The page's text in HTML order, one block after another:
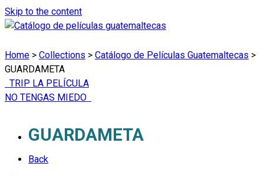
Skip to the content
Home > Collections > Catálogo de Películas Guatemaltecas >
GUARDAMETA
TRIP LA PELÍCULA
NO TENGAS MIEDO
GUARDAMETA
Back